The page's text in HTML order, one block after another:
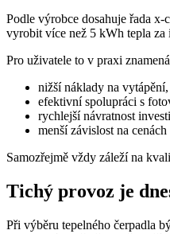
Podle výrobce dosahuje řada
vyrobit více než 5 kWh tepla
Pro uživatele to v praxi
nižší náklady na vytápění,
efektivní spolupráci s
rychlejší návratnost
menší závislost na
Samozřejmě vždy záleží na
Tichý provoz je
Při výběru tepelného čerpadla